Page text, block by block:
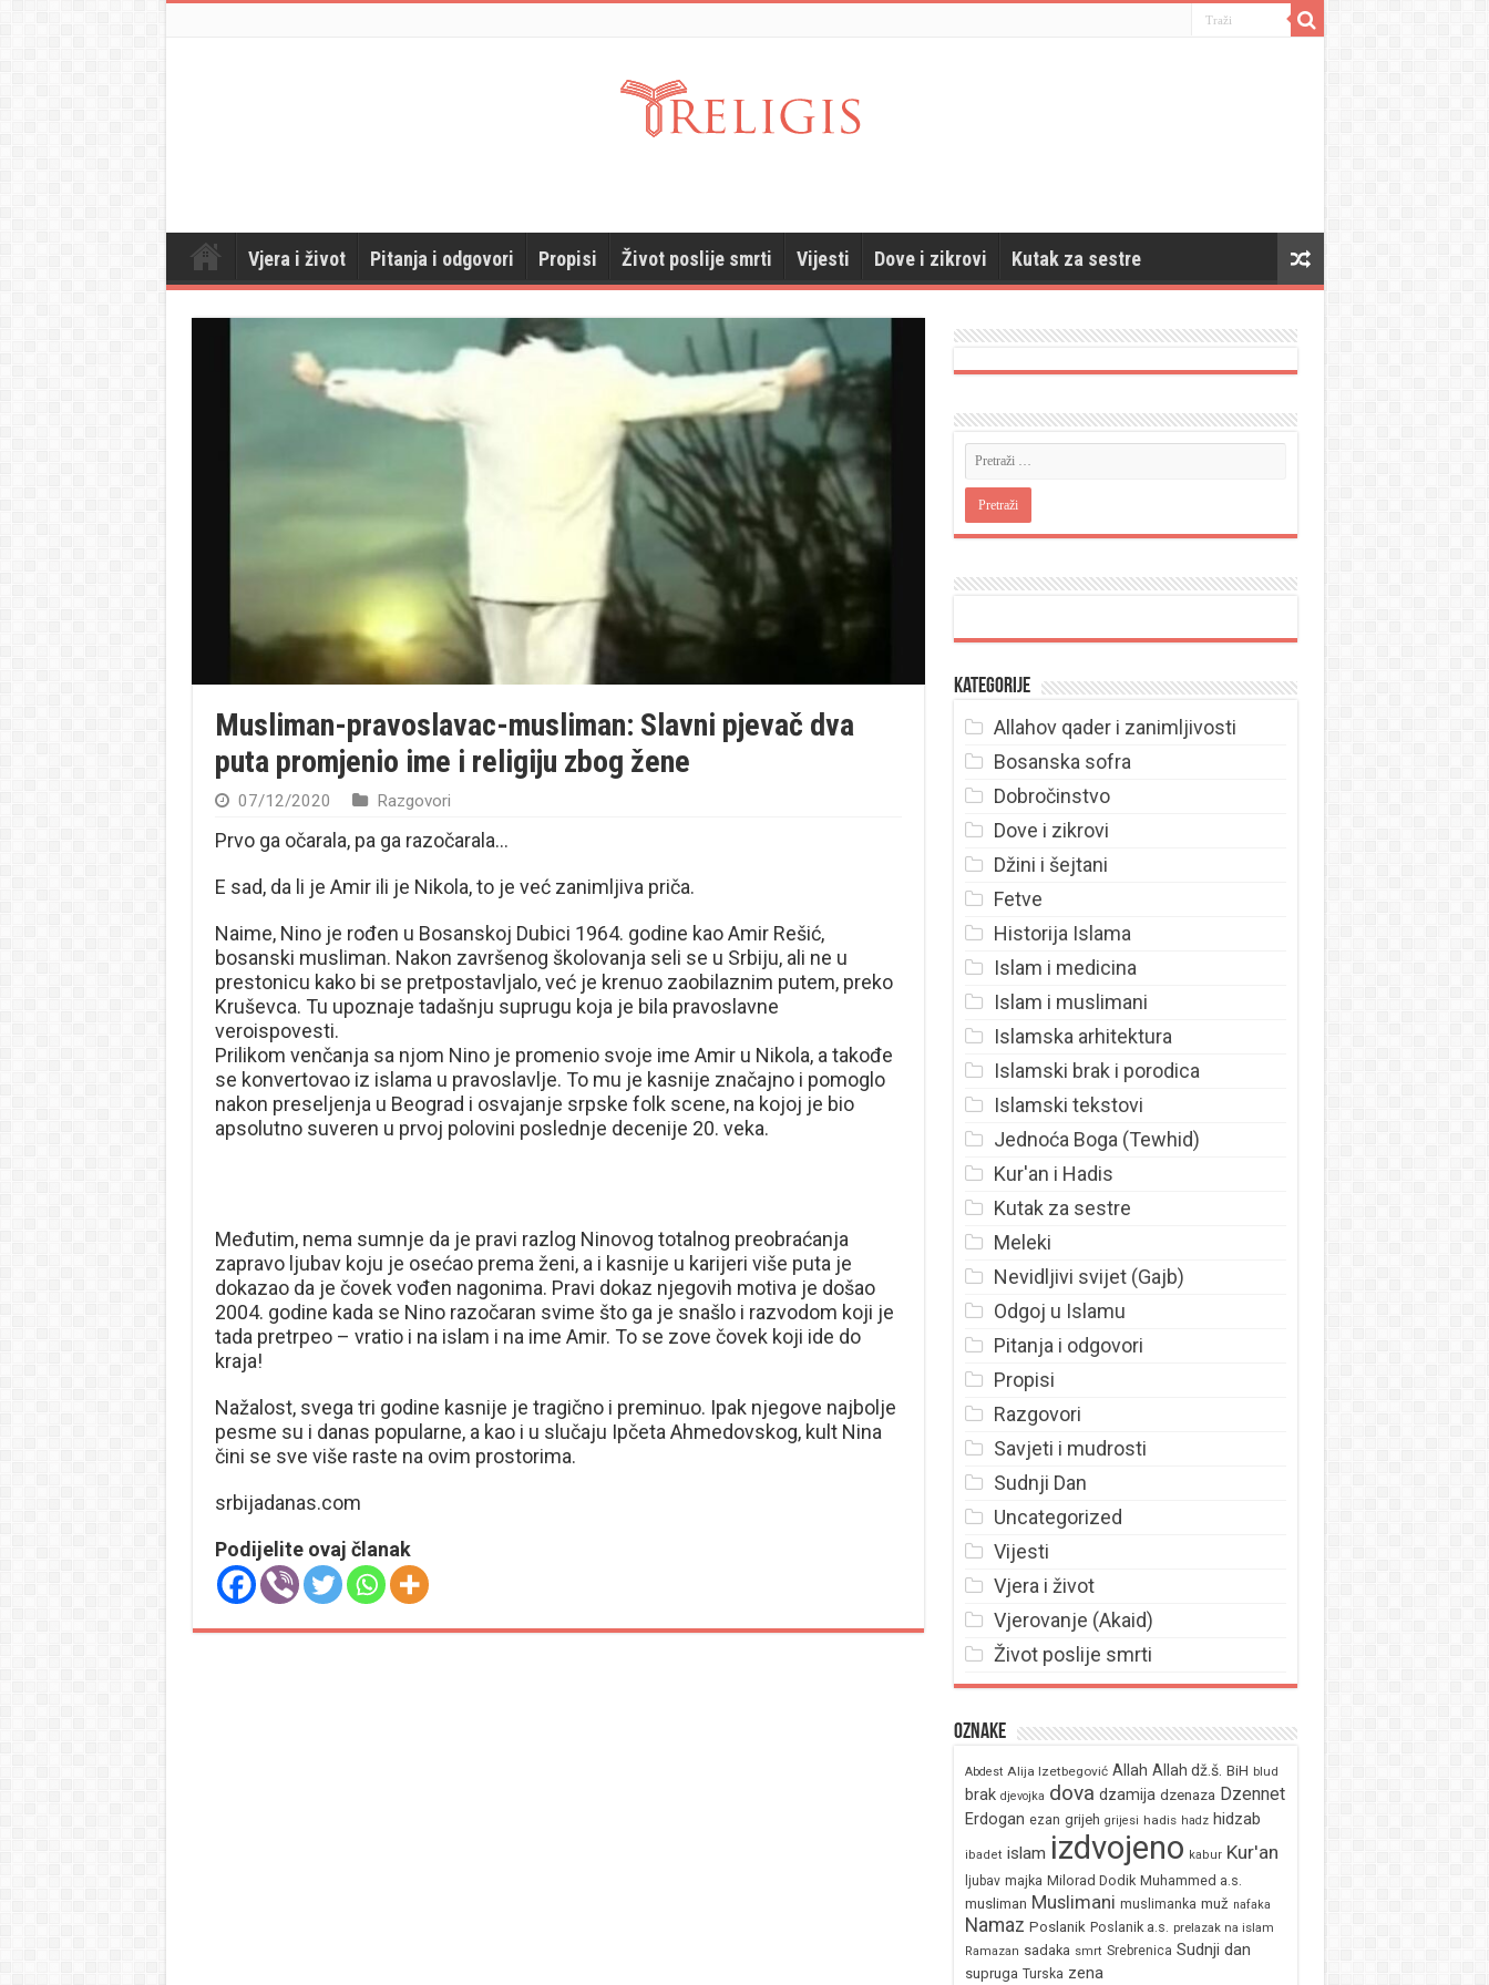
Vjera i život Pitanja i odgovori Propisi Život poslije smrti Vijesti Dove i zikrovi Kutak za sestre
Musliman-pravoslavac-musliman: Slavni pjevač dva
puta promjenio ime i religiju zbog žene
07/12/2020 Razgovori
Prvo ga očarala, pa ga razočarala…
E sad, da li je Amir ili je Nikola, to je već zanimljiva priča.
Naime, Nino je rođen u Bosanskoj Dubici 1964. godine kao Amir Rešić,
bosanski musliman. Nakon završenog školovanja seli se u Srbiju, ali ne u
prestonicu kako bi se pretpostavljalo, već je krenuo zaobilaznim putem, preko
Kruševca. Tu upoznaje tadašnju suprugu koja je bila pravoslavne
veroispovesti.
Prilikom venčanja sa njom Nino je promenio svoje ime Amir u Nikola, a takođe
se konvertovao iz islama u pravoslavlje. To mu je kasnije značajno i pomoglo
nakon preseljenja u Beograd i osvajanje srpske folk scene, na kojoj je bio
apsolutno suveren u prvoj polovini poslednje decenije 20. veka.
Međutim, nema sumnje da je pravi razlog Ninovog totalnog preobraćanja
zapravo ljubav koju je osećao prema ženi, a i kasnije u karijeri više puta je
dokazao da je čovek vođen nagonima. Pravi dokaz njegovih motiva je došao
2004. godine kada se Nino razočaran svime što ga je snašlo i razvodom koji je
tada pretrpeo – vratio i na islam i na ime Amir. To se zove čovek koji ide do
kraja!
Nažalost, svega tri godine kasnije je tragično i preminuo. Ipak njegove najbolje
pesme su i danas popularne, a kao i u slučaju Ipčeta Ahmedovskog, kult Nina
čini se sve više raste na ovim prostorima.
srbijadanas.com
Podijelite ovaj članak
Kategorije
Allahov qader i zanimljivosti
Bosanska sofra
Dobročinstvo
Dove i zikrovi
Džini i šejtani
Fetve
Historija Islama
Islam i medicina
Islam i muslimani
Islamska arhitektura
Islamski brak i porodica
Islamski tekstovi
Jednoća Boga (Tewhid)
Kur'an i Hadis
Kutak za sestre
Meleki
Nevidljivi svijet (Gajb)
Odgoj u Islamu
Pitanja i odgovori
Propisi
Razgovori
Savjeti i mudrosti
Sudnji Dan
Uncategorized
Vijesti
Vjera i život
Vjerovanje (Akaid)
Život poslije smrti
Oznake
Abdest Alija Izetbegović Allah Allah dž.š. BiH blud
brak djevojka dova dzamija dzenaza Dzennet
Erdogan ezan grijeh grijesi hadis hadz hidzab
ibadet islam izdvojeno kabur Kur'an
ljubav majka Milorad Dodik Muhammed a.s.
musliman Muslimani muslimanka muž nafaka
Namaz Poslanik Poslanik a.s. prelazak na islam
Ramazan sadaka smrt Srebrenica Sudnji dan
supruga Turska zena